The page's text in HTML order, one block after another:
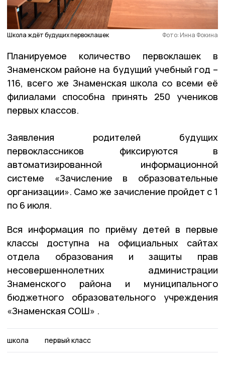
Школа ждёт будущих первоклашек Фото: Инна Фокина
Планируемое количество первоклашек в
Знаменском районе на будущий учебный год –
116, всего же Знаменская школа со всеми её
филиалами способна принять 250 учеников
первых классов.
Заявления родителей будущих
первоклассников фиксируются в
автоматизированной информационной
системе «Зачисление в образовательные
организации». Само же зачисление пройдет с 1
по 6 июля.
Вся информация по приёму детей в первые
классы доступна на официальных сайтах
отдела образования и защиты прав
несовершеннолетних администрации
Знаменского района и муниципального
бюджетного образовательного учреждения
«Знаменская СОШ» .
школа первый класс